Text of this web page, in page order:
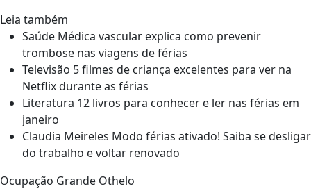
Leia também
Saúde Médica vascular explica como prevenir
trombose nas viagens de férias
Televisão 5 filmes de criança excelentes para ver na
Netflix durante as férias
Literatura 12 livros para conhecer e ler nas férias em
janeiro
Claudia Meireles Modo férias ativado! Saiba se desligar
do trabalho e voltar renovado
Ocupação Grande Othelo